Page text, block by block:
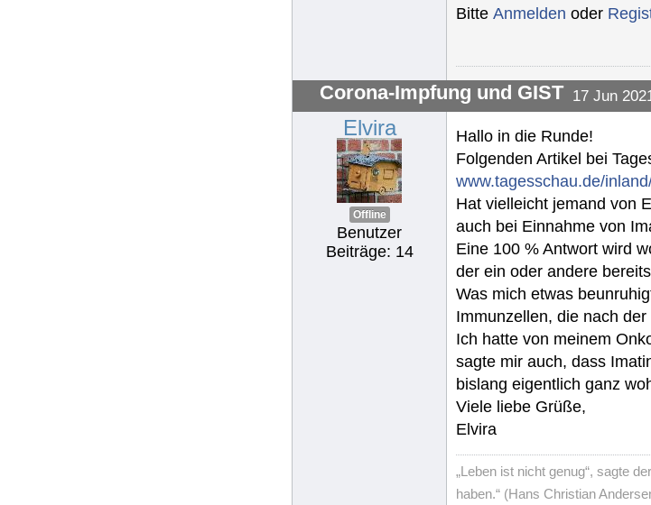
Bitte Anmelden oder
Corona-Impfung und GIST 17 Jun
Elvira
Offline
Benutzer
Beiträge: 14
Hallo in die Runde!
Folgenden Artikel bei
www.tagesschau.de/
Hat vielleicht jemand von
auch bei Einnahme von
Eine 100 % Antwort wird
der ein oder andere
Was mich etwas
Immunzellen, die nach
Ich hatte von meinem
sagte mir auch, dass
bislang eigentlich ganz
Viele liebe Grüße,
Elvira
„Leben ist nicht genug“, sagte
haben.“ (Hans Christian